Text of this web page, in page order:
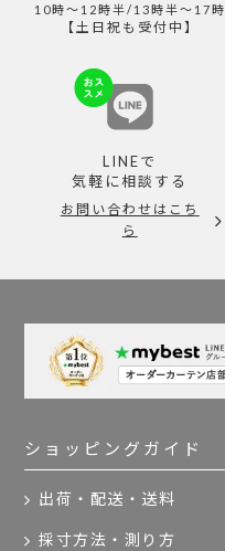
10時～12時半/13時半～17時
【土日祝も受付中】
LINEで
気軽に相談する
お問い合わせはこち
ら
ショッピングガイド
出荷・配送・送料
採寸方法・測り方